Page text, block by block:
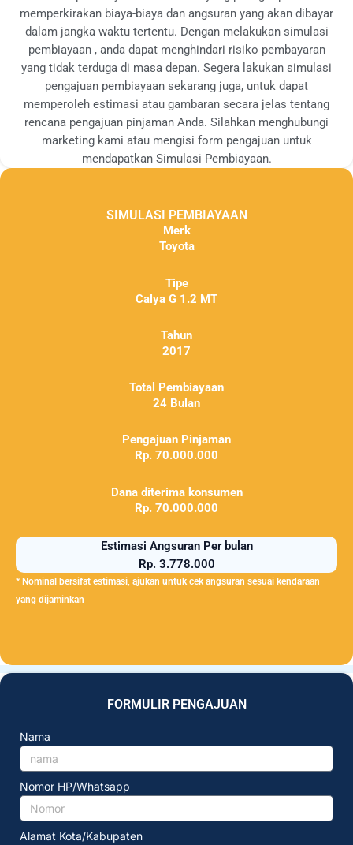
memperkirakan biaya-biaya dan angsuran yang akan dibayar
dalam jangka waktu tertentu. Dengan melakukan simulasi
pembiayaan , anda dapat menghindari risiko pembayaran
yang tidak terduga di masa depan. Segera lakukan simulasi
pengajuan pembiayaan sekarang juga, untuk dapat
memperoleh estimasi atau gambaran secara jelas tentang
rencana pengajuan pinjaman Anda. Silahkan menghubungi
marketing kami atau mengisi form pengajuan untuk
mendapatkan Simulasi Pembiayaan.
SIMULASI PEMBIAYAAN
Merk
Toyota
Tipe
Calya G 1.2 MT
Tahun
2017
Total Pembiayaan
24 Bulan
Pengajuan Pinjaman
Rp. 70.000.000
Dana diterima konsumen
Rp. 70.000.000
Estimasi Angsuran Per bulan
Rp. 3.778.000
* Nominal bersifat estimasi, ajukan untuk cek angsuran sesuai kendaraan
yang dijaminkan
FORMULIR PENGAJUAN
Nama
Nomor HP/Whatsapp
Alamat Kota/Kabupaten